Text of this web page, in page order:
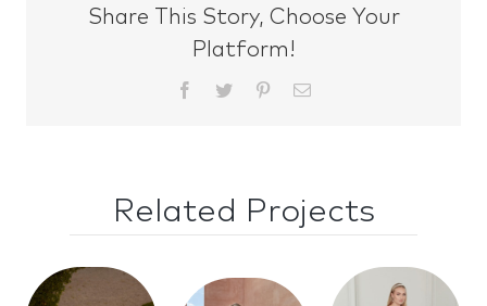
Share This Story, Choose Your
Platform!
Facebook
Twitter PinterestEmail
Related Projects